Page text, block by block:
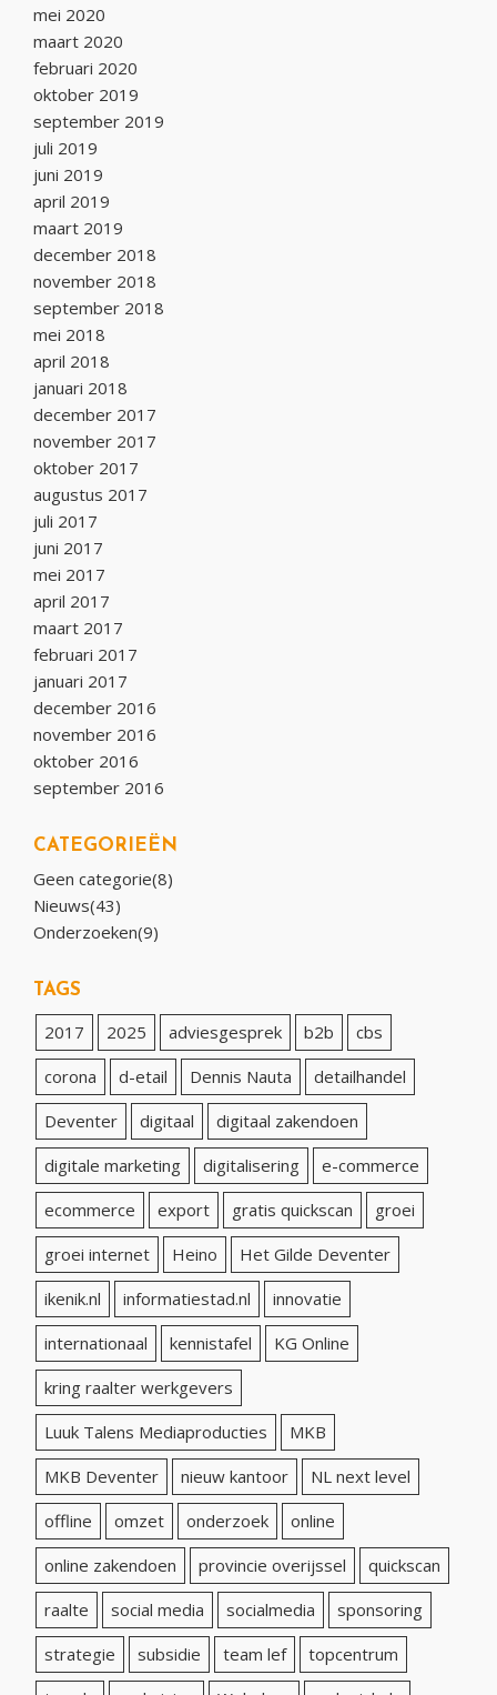
mei 2020
maart 2020
februari 2020
oktober 2019
september 2019
juli 2019
juni 2019
april 2019
maart 2019
december 2018
november 2018
september 2018
mei 2018
april 2018
januari 2018
december 2017
november 2017
oktober 2017
augustus 2017
juli 2017
juni 2017
mei 2017
april 2017
maart 2017
februari 2017
januari 2017
december 2016
november 2016
oktober 2016
september 2016
CATEGORIEËN
Geen categorie(8)
Nieuws(43)
Onderzoeken(9)
TAGS
2017 2025 adviesgesprek b2b
cbs
corona
d-etail Dennis Nauta
detailhandel
Deventer
digitaal
digitaal zakendoen
digitale marketing
digitalisering
e-commerce
ecommerce
export gratis quickscan
groei
groei internet
Heino
Het Gilde Deventer
ikenik.nl
informatiestad.nl
innovatie
internationaal
kennistafel
KG Online
kring raalter werkgevers
Luuk Talens Mediaproducties
MKB
MKB Deventer
nieuw kantoor
NL next level
offline
omzet onderzoek
online
online zakendoen
provincie overijssel
quickscan
raalte
social media socialmedia
sponsoring
strategie
subsidie team lef
topcentrum